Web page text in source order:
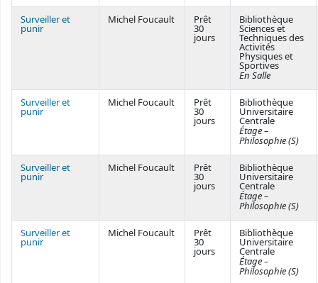
Surveiller et
punir
Michel Foucault Prêt
30
jours
Bibliothèque
Sciences et
Techniques des
Activités
Physiques et
Sportives
En Salle
Surveiller et
punir
Michel Foucault Prêt
30
jours
Bibliothèque
Universitaire
Centrale
Étage –
Philosophie (S)
Surveiller et
punir
Michel Foucault Prêt
30
jours
Bibliothèque
Universitaire
Centrale
Étage –
Philosophie (S)
Surveiller et
punir
Michel Foucault Prêt
30
jours
Bibliothèque
Universitaire
Centrale
Étage –
Philosophie (S)